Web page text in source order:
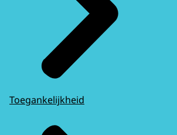
Toegankelijkheid